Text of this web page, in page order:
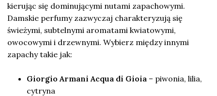
kierując się dominującymi nutami zapachowymi.
Damskie perfumy zazwyczaj charakteryzują się
świeżymi, subtelnymi aromatami kwiatowymi,
owocowymi i drzewnymi. Wybierz między innymi
zapachy takie jak:
Giorgio Armani Acqua di Gioia – piwonia, lilia,
cytryna